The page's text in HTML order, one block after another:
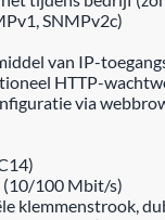
SNMPv2c)
van IP-
HTTP-
via
(10/100 Mbit/s)
klemmenstrook,